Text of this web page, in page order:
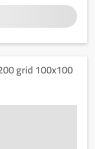
grid 100x100